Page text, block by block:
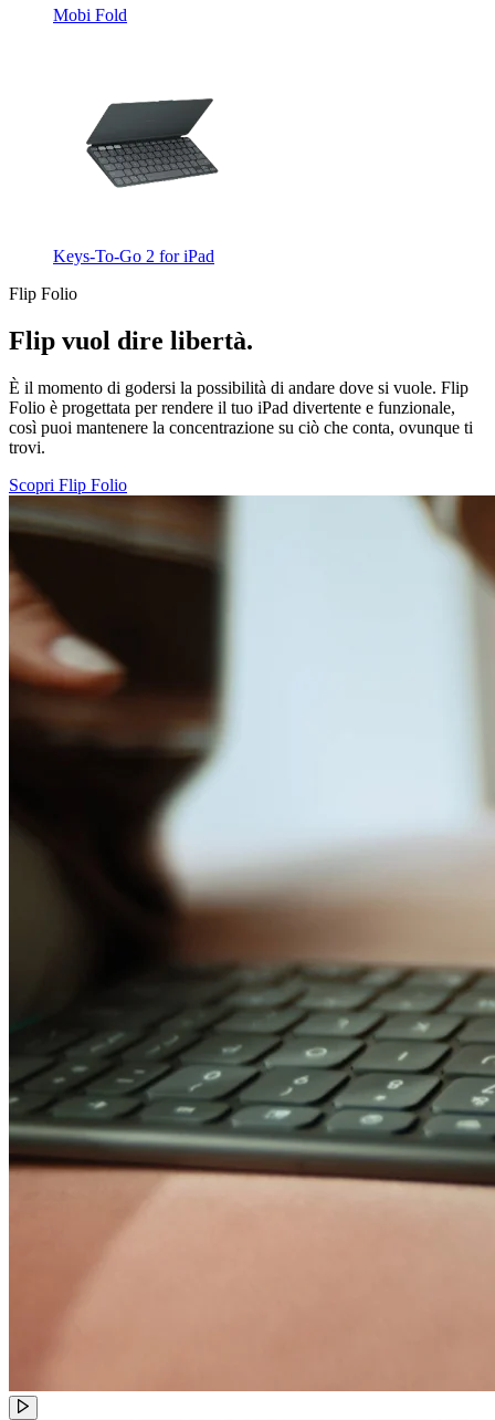
Mobi Fold
Keys-To-Go 2 for iPad
Flip Folio
Flip vuol dire libertà.
È il momento di godersi la possibilità di andare dove si vuole. Flip
Folio è progettata per rendere il tuo iPad divertente e funzionale,
così puoi mantenere la concentrazione su ciò che conta, ovunque ti
trovi.
Scopri Flip Folio